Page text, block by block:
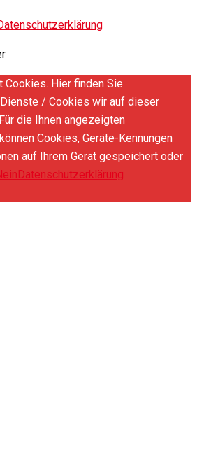
Hier finden Sie
/ Cookies wir auf dieser
die Ihnen angezeigten
Cookies, Geräte-Kennungen
auf Ihrem Gerät gespeichert oder
Datenschutzerklärung